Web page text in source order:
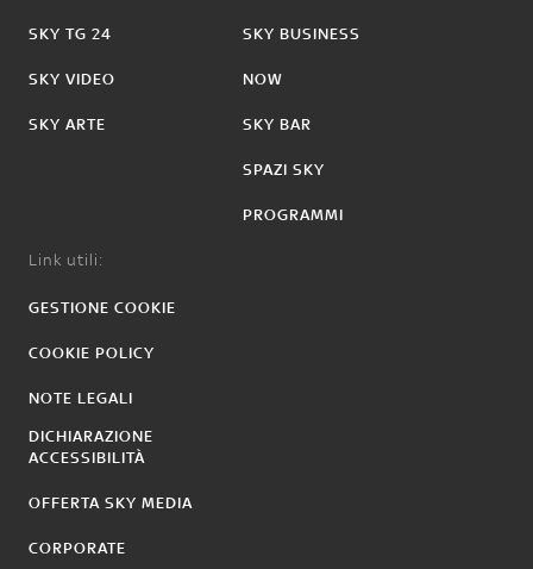
SKY TG 24
SKY VIDEO
SKY ARTE
SKY BUSINESS
NOW
SKY BAR
SPAZI SKY
PROGRAMMI
Link utili:
GESTIONE COOKIE
COOKIE POLICY
NOTE LEGALI
DICHIARAZIONE
ACCESSIBILITÀ
OFFERTA SKY MEDIA
CORPORATE